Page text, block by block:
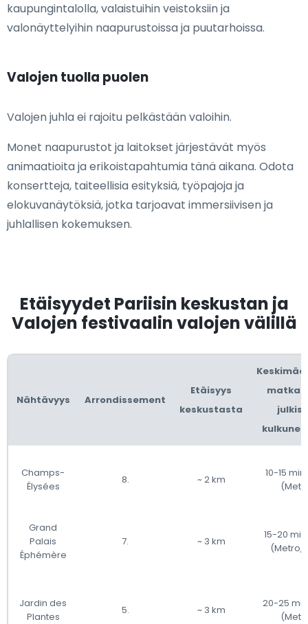
kaupungintalolla, valaistuihin veistoksiin ja
valonäyttelyihin naapurustoissa ja puutarhoissa.
Valojen tuolla puolen
Valojen juhla ei rajoitu pelkästään valoihin.
Monet naapurustot ja laitokset järjestävät myös
animaatioita ja erikoistapahtumia tänä aikana. Odota
konsertteja, taiteellisia esityksiä, työpajoja ja
elokuvanäytöksiä, jotka tarjoavat immersiivisen ja
juhlallisen kokemuksen.
Etäisyydet Pariisin keskustan ja
Valojen festivaalin valojen välillä
Nähtävyys Arrondissement
Etäisyys
keskustasta
matka-
Champs-
Élysées
8. ~ 2 km
10-15
Grand
Palais
Éphémère
7. ~ 3 km
15-20
(Metro,
Jardin des
Plantes
5. ~ 3 km
20-25